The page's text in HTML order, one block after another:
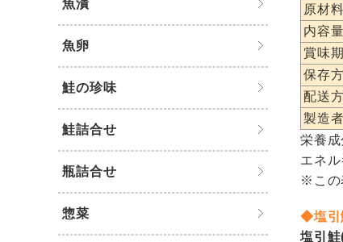
原材料
内容量
賞味
保存
配送
製造者
栄養
エネ
※この
◆塩引
塩引
魚漬
魚卵
鮭の珍味
鮭詰合せ
瓶詰合せ
惣菜